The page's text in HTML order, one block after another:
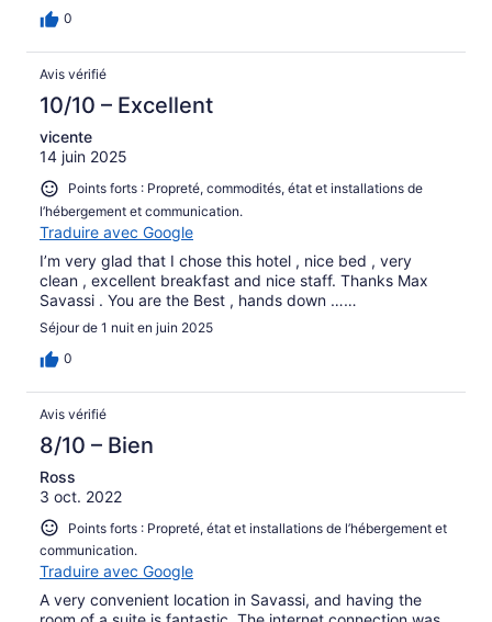
0
Avis vérifié
10/10 – Excellent
vicente
14 juin 2025
Points forts : Propreté, commodités, état et installations de
l’hébergement et communication.
Traduire avec Google
I’m very glad that I chose this hotel , nice bed , very
clean , excellent breakfast and nice staff. Thanks Max
Savassi . You are the Best , hands down ……
Séjour de 1 nuit en juin 2025
0
Avis vérifié
8/10 – Bien
Ross
3 oct. 2022
Points forts : Propreté, état et installations de l’hébergement et
communication.
Traduire avec Google
A very convenient location in Savassi, and having the